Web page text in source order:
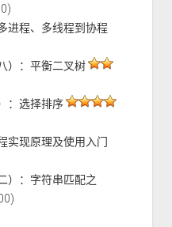
进程、多线程到协程
）：平衡二叉树
：选择排序
实现原理及使用入门
）：字符串匹配之